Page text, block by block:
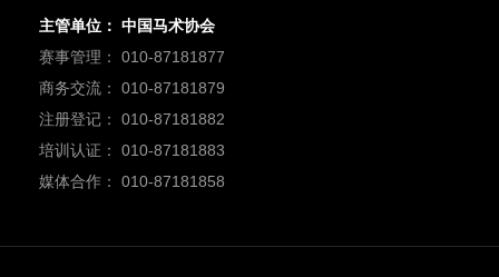
主管单位： 中国马术协会
赛事管理： 010-87181877
商务交流： 010-87181879
注册登记： 010-87181882
培训认证： 010-87181883
媒体合作： 010-87181858